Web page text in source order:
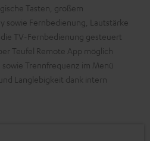
Tasten, großem
sowie Fernbedienung, Lautstärke
TV-Fernbedienung gesteuert
Teufel Remote App möglich
Trennfrequenz im Menü
Langlebigkeit dank intern